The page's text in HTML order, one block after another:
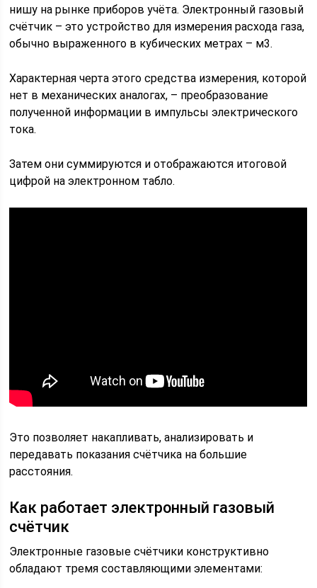
нишу на рынке приборов учёта. Электронный газовый
счётчик – это устройство для измерения расхода газа,
обычно выраженного в кубических метрах – м3.
Характерная черта этого средства измерения, которой
нет в механических аналогах, – преобразование
полученной информации в импульсы электрического
тока.
Затем они суммируются и отображаются итоговой
цифрой на электронном табло.
Это позволяет накапливать, анализировать и
передавать показания счётчика на большие
расстояния.
Как работает электронный газовый
счётчик
Электронные газовые счётчики конструктивно
обладают тремя составляющими элементами: